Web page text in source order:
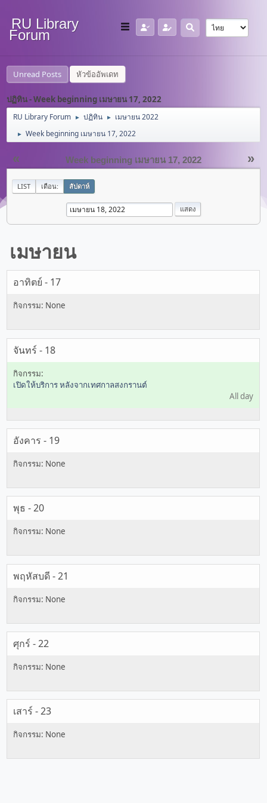
RU Library
Forum
Unread Posts หัวข้ออัพเดท
ปฏิทิน - Week beginning เมษายน 17, 2022
RU Library Forum ► ปฏิทิน ► เมษายน 2022
► Week beginning เมษายน 17, 2022
« »
Week beginning เมษายน 17, 2022
LIST เดือน: สัปดาห์
เมษายน
อาทิตย์ - 17
จันทร์ - 18
เปิดให้บริการ หลังจากเทศกาลสงกรานต์
All day
อังคาร - 19
พุธ - 20
พฤหัสบดี - 21
ศุกร์ - 22
เสาร์ - 23